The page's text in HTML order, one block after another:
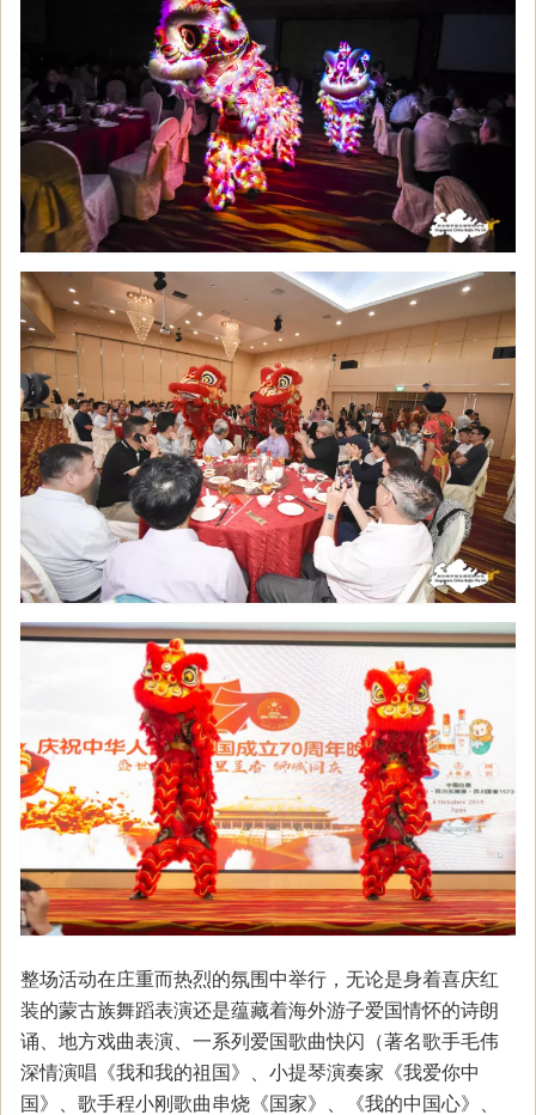
整场活动在庄重而热烈的氛围中举行，无论是身着喜庆红
装的蒙古族舞蹈表演还是蕴藏着海外游子爱国情怀的诗朗
诵、地方戏曲表演、一系列爱国歌曲快闪（著名歌手毛伟
深情演唱《我和我的祖国》、小提琴演奏家《我爱你中
国》、歌手程小刚歌曲串烧《国家》、《我的中国心》、